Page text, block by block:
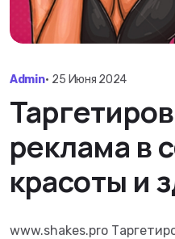
Admin• 25 Июня 2024
реклама в
красоты и
www.shakes.pro